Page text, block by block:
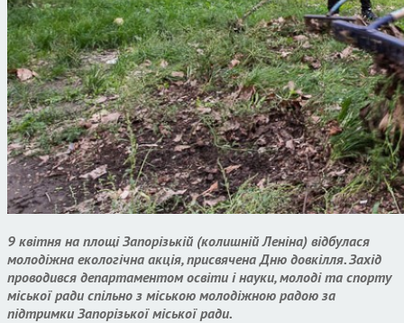
9 квітня на площі Запорізькій (колишній Леніна) відбулася
молодіжна екологічна акція, присвячена Дню довкілля. Захід
проводився департаментом освіти і науки, молоді та спорту
міської ради спільно з міською молодіжною радою за
підтримки Запорізької міської ради.